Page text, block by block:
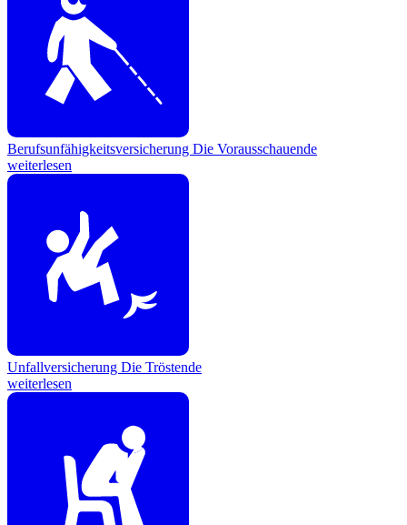
Berufsunfähigkeitsversicherung Die Vorausschauende
weiterlesen
Unfallversicherung Die Tröstende
weiterlesen